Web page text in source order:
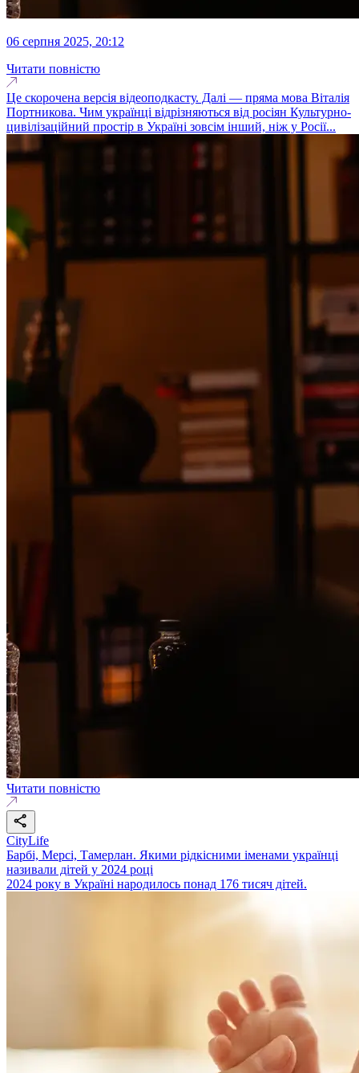
06 серпня 2025, 20:12
Читати повністю
Це скорочена версія відеоподкасту. Далі — пряма мова Віталія
Портникова. Чим українці відрізняються від росіян Культурно-
цивілізаційний простір в Україні зовсім інший, ніж у Росії...
Читати повністю
CityLife
Барбі, Мерсі, Тамерлан. Якими рідкісними іменами українці
називали дітей у 2024 році
2024 року в Україні народилось понад 176 тисяч дітей.